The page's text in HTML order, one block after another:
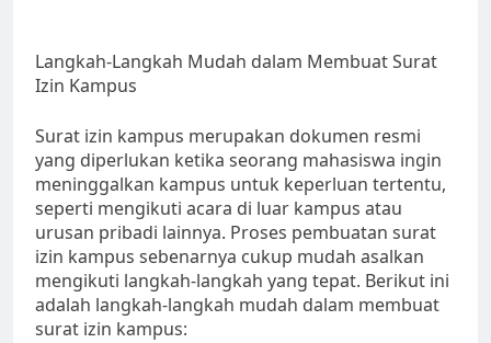
Langkah-Langkah Mudah dalam Membuat Surat
Izin Kampus
Surat izin kampus merupakan dokumen resmi
yang diperlukan ketika seorang mahasiswa ingin
meninggalkan kampus untuk keperluan tertentu,
seperti mengikuti acara di luar kampus atau
urusan pribadi lainnya. Proses pembuatan surat
izin kampus sebenarnya cukup mudah asalkan
mengikuti langkah-langkah yang tepat. Berikut ini
adalah langkah-langkah mudah dalam membuat
surat izin kampus: